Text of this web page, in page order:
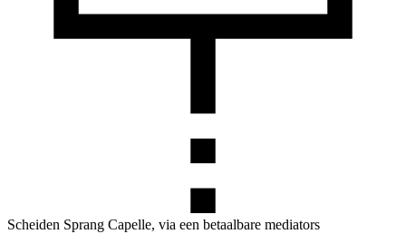
Scheiden Sprang Capelle, via een betaalbare mediators